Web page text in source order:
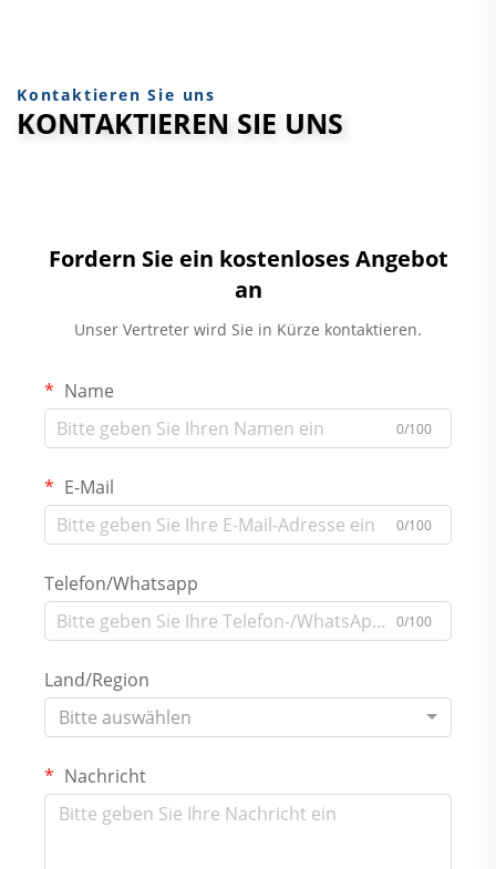
Kontaktieren Sie uns
KONTAKTIEREN SIE UNS
Fordern Sie ein kostenloses Angebot
an
Unser Vertreter wird Sie in Kürze kontaktieren.
Name
0/100
E-Mail
0/100
Telefon/Whatsapp
0/100
Land/Region
Bitte auswählen
Nachricht